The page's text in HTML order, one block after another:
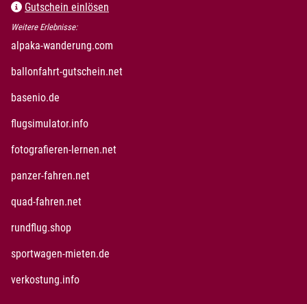
Gutschein einlösen
Weitere Erlebnisse:
alpaka-wanderung.com
ballonfahrt-gutschein.netöffnet in neuem Fenster
basenio.de
flugsimulator.infoöffnet in neuem Fenster
fotografieren-lernen.netöffnet in neuem Fenster
panzer-fahren.netöffnet in neuem Fenster
quad-fahren.netöffnet in neuem Fenster
rundflug.shopöffnet in neuem Fenster
sportwagen-mieten.de
verkostung.infoöffnet in neuem Fenster